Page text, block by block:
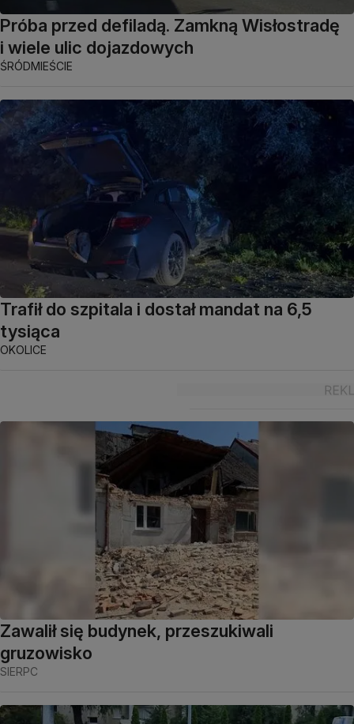
Próba przed defiladą. Zamkną Wisłostradę
i wiele ulic dojazdowych
ŚRÓDMIEŚCIE
Trafił do szpitala i dostał mandat na 6,5
tysiąca
OKOLICE
Zawalił się budynek, przeszukiwali
gruzowisko
SIERPC